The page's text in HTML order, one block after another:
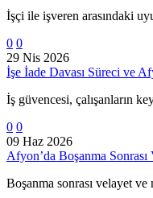
İşçi ile işveren arasındaki
0 0
29 Nis 2026
İşe İade Davası Süreci ve
İş güvencesi, çalışanların
0 0
09 Haz 2026
Afyon’da Boşanma
Boşanma sonrası velayet